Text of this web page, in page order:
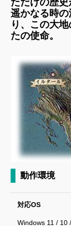
遥かなる時
り、この大
たの使命。
動作環境
対応OS
Windows 11 / 10